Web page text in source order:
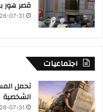
قصر هور
07-31
اجتماعيات
تحمل
الشخصية
07-31